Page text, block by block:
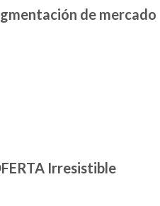
de mercado
Irresistible